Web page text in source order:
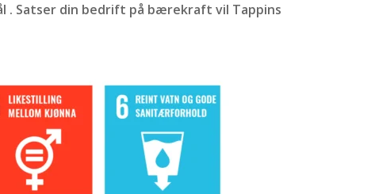
Satser din bedrift på bærekraft vil Tappins